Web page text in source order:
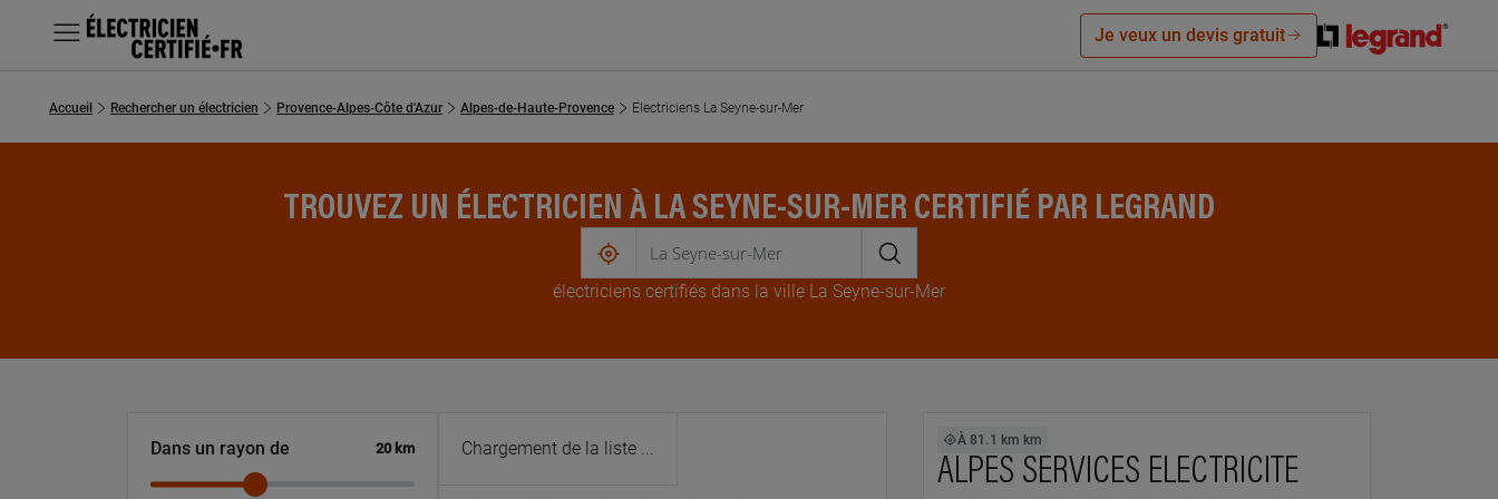
MENU
Chercher un électricien
Je veux un devis gratuit
Accueil Rechercher un électricien Provence-Alpes-Côte d'Azur Alpes-de-Haute-Provence Electriciens La Seyne-sur-Mer
TROUVEZ UN ÉLECTRICIEN À LA SEYNE-SUR-MER CERTIFIÉ PAR LEGRAND
me
localiser
électriciens certifiés dans la ville La Seyne-sur-Mer
Distance
Dans un rayon de 20km À 81.5 km km À 81.1 km km
ALPES SERVICES ELECTRICITE